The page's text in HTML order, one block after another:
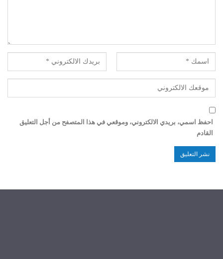
احفظ اسمي، بريدي الالكتروني، وموقعي في هذا المتصفح من أجل التعليق
القادم